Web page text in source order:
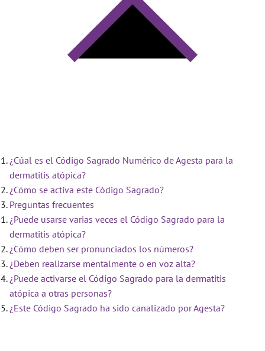
¿Cúal es el Código Sagrado Numérico de Agesta para la
dermatitis atópica?
¿Cómo se activa este Código Sagrado?
Preguntas frecuentes
¿Puede usarse varias veces el Código Sagrado para la
dermatitis atópica?
¿Cómo deben ser pronunciados los números?
¿Deben realizarse mentalmente o en voz alta?
¿Puede activarse el Código Sagrado para la dermatitis
atópica a otras personas?
¿Este Código Sagrado ha sido canalizado por Agesta?